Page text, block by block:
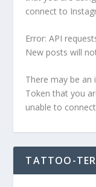
connect to
Error: API
New posts will
There may be an
Token that you
unable to
TATTOO-